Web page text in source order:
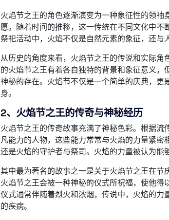
火焰节之王的角色逐渐演变为一种象征性的领
愿。随着时间的推移，这一传统在不同文化中
祭祀活动中，火焰不仅是自然元素的象征，还与
从历史的角度来看，火焰节之王的传说和实际
的火焰节之王有着各自独特的背景和象征意义
神秘的存在。火焰节不仅是一个简单的庆典，
身。
2、火焰节之王的传奇与神秘经历
火焰节之王的传奇故事充满了神秘色彩。根据
凡能力的人物，这些能力常常与火焰的力量紧密
还是火焰的守护者与祭司。火焰的力量被认为能
其中最为著名的故事之一是关于火焰节之王在节
火焰节之王会被一种神秘的仪式所祝福，使他
仪式通常伴随着烈火和浓烟，传说中，火焰的
的疾病。